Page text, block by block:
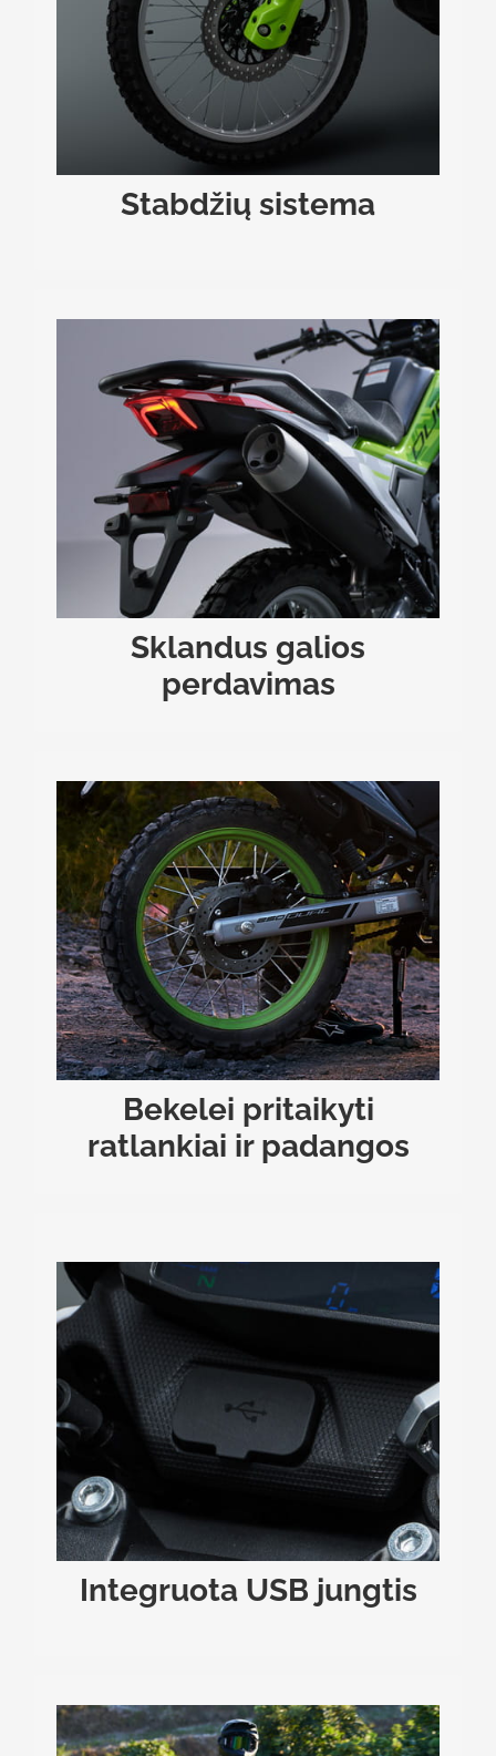
Stabdžių sistema
Stabdžių diskai suprojektuoti su specialiomis
vėsinimo angomis, kurios efektyviai išsklaido
šilumą ir neleidžia sistemai prarasti efektyvumo
Sklandus galios
perdavimas
SKLANDUS GALIOS PERDAVIMAS
Variklyje integruotas
balansinis velenas
minimumo sumažina vibracijas, todėl rankos ir
kūnas mažiau pavargsta ilgų kelionių metu.
Šešių
pavarų dėžė leidžia tiksliai parinkti reikiamą sūkių
diapazoną tiek lėtam manevravimui bekelėje, tiek
ekonomiškam važiavimui užmiesčio keliais
Bekelei pritaikyti
ratlankiai ir padangos
BEKELEI PRITAIKYTI RATLANKIAI IR PADANGOS
Motociklas aprūpintas klasikiniais stipininiais R21
priekyje ir R18 gale ratlankiais, kurie užtikrina
geriausią pravažumą nelygiuose keliuose, o
s
pecialaus rašto „Yuanxing“ padangos sukurtos
taip, kad išlaikytų puikų balansą tarp sukibimo
bekelėje ir užtikrinto valdymo ant asfalto
.
Integruota USB jungtis
INTEGRUOTA USB JUNGTIS
Vairuotojo patogumui motocikle gamykliškai
sumontuota USB jungtis.
Ji leidžia patogiai įkrauti
telefoną, navigaciją ar kitus išmaniuosius
įrenginius kelionės metu